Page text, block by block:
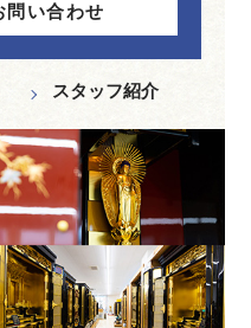
問い合わせ
スタッフ紹介